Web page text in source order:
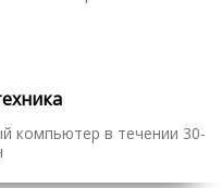
компьютер в течении 30-